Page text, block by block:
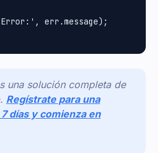
err.message);
una solución completa de
Regístrate para una
días y comienza en